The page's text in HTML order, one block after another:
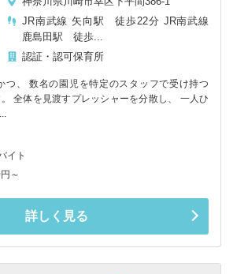
JR南武線 矢向駅 徒歩22分 JR南武線
鹿島田駅 徒歩...
認証・認可保育所
つ、 数名の園児を特定のスタッフで受け持つ
。 全体を見渡すプレッシャーを分散し、 一人ひ
イト
～
詳しく見る